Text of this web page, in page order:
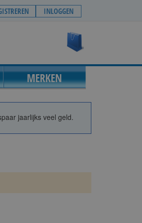
INLOGGEN
MERKEN
jaarlijks veel geld.